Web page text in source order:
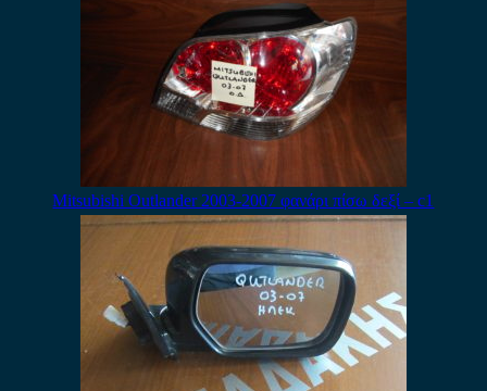
Mitsubishi Outlander 2003-2007 φανάρι πίσω δεξί – c1